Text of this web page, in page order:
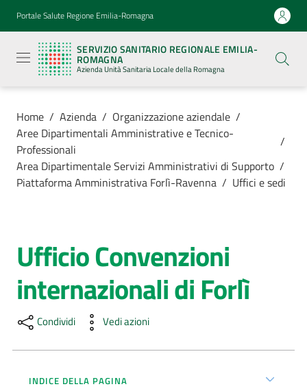
Vai al contenuto
Vai alla navigazione
Vai al footer
Portale Salute Regione Emilia-Romagna
SERVIZIO SANITARIO REGIONALE EMILIA-
ROMAGNA
Azienda Unità Sanitaria Locale della Romagna
Sanitario
Regionale
Emilia-
Romagna
Azienda
Sanitaria
Locale della
Romagna
Azienda
Menu selezionato
Luoghi
di
cura
Menu selezionato
AUSL
Comunica
Home / Azienda / Organizzazione aziendale /
Aree Dipartimentali Amministrative e Tecnico-
Professionali
/
Area Dipartimentale Servizi Amministrativi di Supporto /
Piattaforma Amministrativa Forlì-Ravenna / Uffici e sedi
Salta al contenuto
Ufficio Convenzioni
internazionali di Forlì
Condividi Vedi azioni
INDICE DELLA PAGINA